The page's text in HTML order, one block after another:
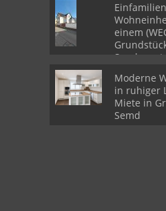
einem
Moderne
in ruhiger
Miete in
Semd